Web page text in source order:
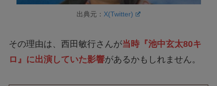
出典元：X(Twitter)
その理由は、西田敏行さんが当時『池中玄太80キ
ロ』に出演していた影響があるかもしれません。